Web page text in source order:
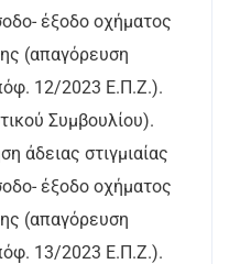
έξοδο οχήματος
(απαγόρευση
12/2023 Ε.Π.Ζ.).
Συμβουλίου).
άδειας στιγμιαίας
έξοδο οχήματος
(απαγόρευση
13/2023 Ε.Π.Ζ.).